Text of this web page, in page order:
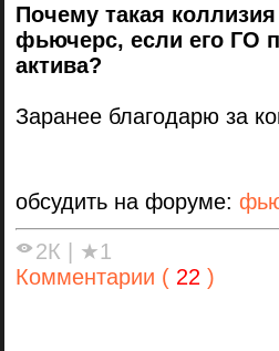
Почему такая
фьючерс, если его ГО
актива?
Заранее благодарю за
обсудить на форуме:
2К
★1
Комментарии ( 22 )